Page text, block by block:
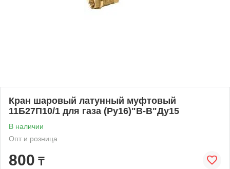
Кран шаровый латунный муфтовый
11Б27П10/1 для газа (Ру16)"B-B"Ду15
В наличии
Опт и розница
800 ₸